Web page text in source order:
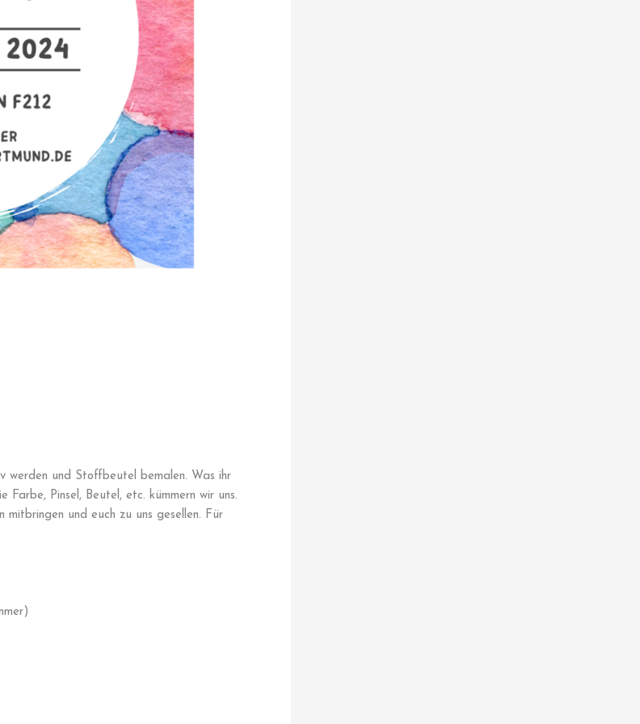
werden und Stoffbeutel bemalen. Was ihr
Pinsel, Beutel, etc. kümmern wir uns.
und euch zu uns gesellen. Für